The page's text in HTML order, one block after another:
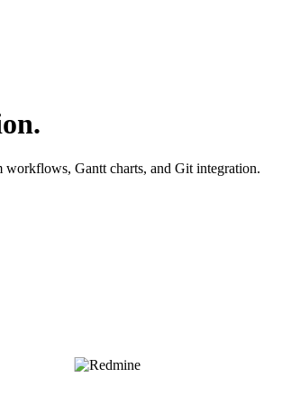
workflows, Gantt charts, and Git integration.